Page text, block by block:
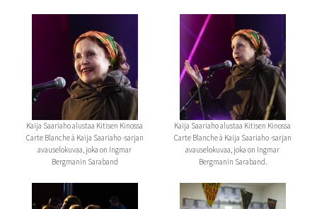
Kaija Saariaho alustaa Kitisen Kinossa
Carte Blanche à Kaija Saariaho -sarjan
avauselokuvaa, joka on Ingmar
Bergmanin Saraband
Kaija Saariaho alustaa Kitisen Kinossa
Carte Blanche à Kaija Saariaho -sarjan
avauselokuvaa, joka on Ingmar
Bergmanin Saraband.